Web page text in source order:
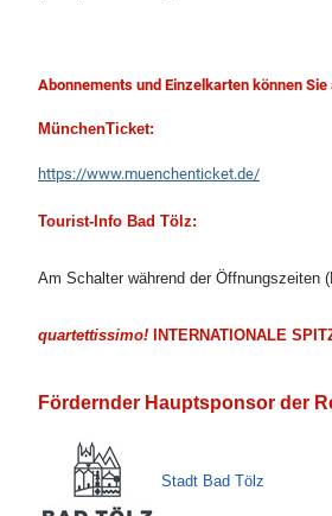
Abonnements und Einzelkarten können
MünchenTicket:
https://www.muenchenticket.de/
Tourist-Info Bad Tölz:
Am Schalter während der Öffnungszeiten
quartettissimo! INTERNATIONALE
Fördernder Hauptsponsor der
Stadt Bad Tölz